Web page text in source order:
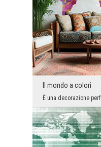
Il mondo a colori